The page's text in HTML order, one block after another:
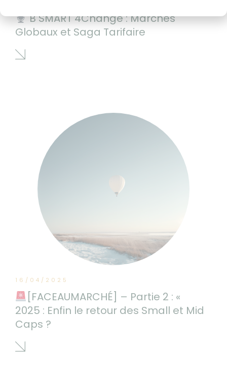
B SMART 4Change : Marchés
Globaux et Saga Tarifaire
16/04/2025
[FACEAUMARCHÉ] – Partie 2 : «
2025 : Enfin le retour des Small et Mid
Caps ?